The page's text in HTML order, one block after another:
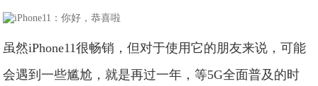
虽然iPhone11很畅销，但对于使用它的朋友来说，可能
会遇到一些尴尬，就是再过一年，等5G全面普及的时